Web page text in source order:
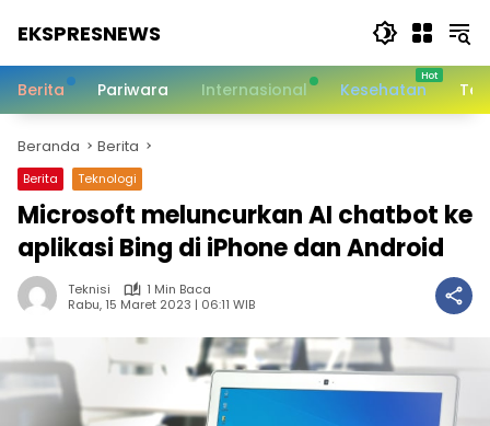
EKSPRESNEWS
Dalam
Berita Pariwara Internasional Kesehatan
Beranda Berita
Berita Teknologi
Microsoft meluncurkan AI chatbot ke
aplikasi Bing di iPhone dan Android
Teknisi
1 Min Baca
Rabu, 15 Maret 2023 | 06:11 WIB